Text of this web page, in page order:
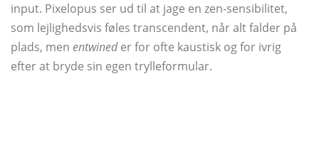
input. Pixelopus ser ud til at jage en zen-sensibilitet,
som lejlighedsvis føles transcendent, når alt falder på
plads, men entwineder for ofte kaustisk og for ivrig
efter at bryde sin egen trylleformular.